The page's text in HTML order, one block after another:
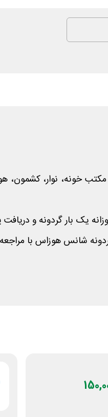
خونه، نوار، کشمون،
یک بار گردونه و
شانس هوزاس با